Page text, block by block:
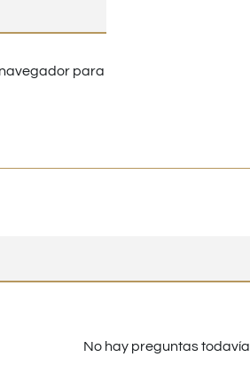
para
No hay preguntas todavía